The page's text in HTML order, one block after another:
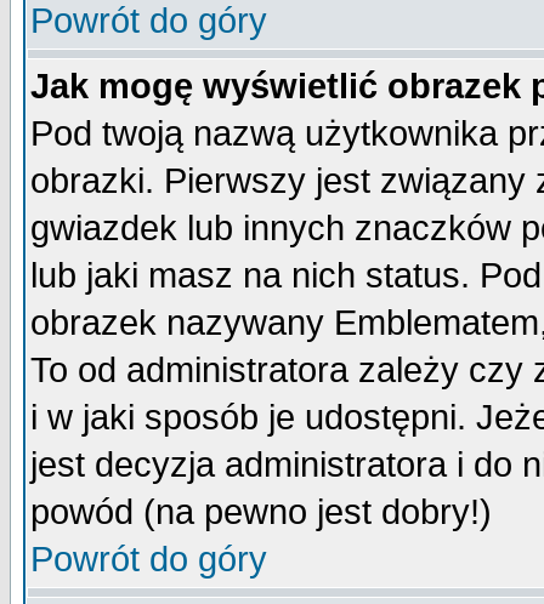
Powrót do góry
Jak mogę wyświetlić obrazek
Pod twoją nazwą użytkownika
obrazki. Pierwszy jest
gwiazdek lub innych znaczków
lub jaki masz na nich status.
obrazek nazywany
To od administratora zależy czy
i w jaki sposób je udostępni.
jest decyzja administratora i do
powód (na pewno jest dobry!)
Powrót do góry